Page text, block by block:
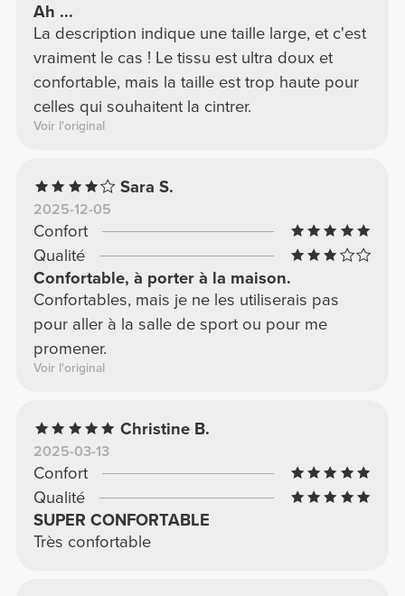
Ah ...
La description indique une taille large, et c'est
vraiment le cas ! Le tissu est ultra doux et
confortable, mais la taille est trop haute pour
celles qui souhaitent la cintrer.
Voir l'original
Sara S.
2025-12-05
Confort
Qualité
Confortable, à porter à la maison.
Confortables, mais je ne les utiliserais pas
pour aller à la salle de sport ou pour me
promener.
Voir l'original
Christine B.
2025-03-13
Confort
Qualité
SUPER CONFORTABLE
Très confortable